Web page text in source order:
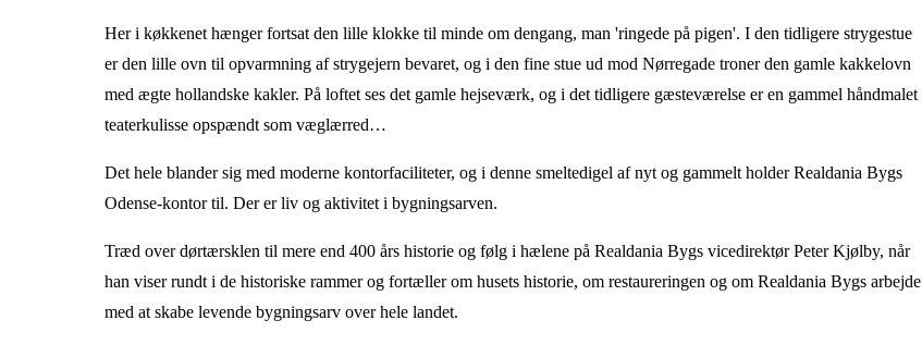
Her i køkkenet hænger fortsat den lille klokke til minde om dengang, man 'ringede på pigen'. I den tidligere strygestue
er den lille ovn til opvarmning af strygejern bevaret, og i den fine stue ud mod Nørregade troner den gamle kakkelovn
med ægte hollandske kakler. På loftet ses det gamle hejseværk, og i det tidligere gæsteværelse er en gammel håndmalet
teaterkulisse opspændt som væglærred…
Det hele blander sig med moderne kontorfaciliteter, og i denne smeltedigel af nyt og gammelt holder Realdania Bygs
Odense-kontor til. Der er liv og aktivitet i bygningsarven.
Træd over dørtærsklen til mere end 400 års historie og følg i hælene på Realdania Bygs vicedirektør Peter Kjølby, når
han viser rundt i de historiske rammer og fortæller om husets historie, om restaureringen og om Realdania Bygs arbejde
med at skabe levende bygningsarv over hele landet.